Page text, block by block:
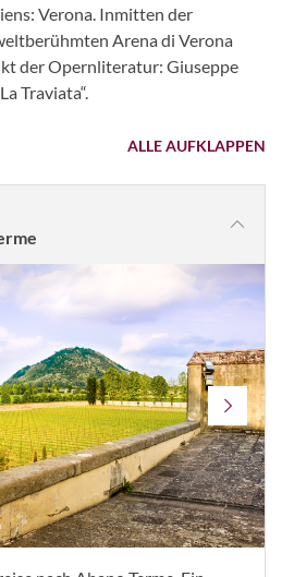
Verona. Inmitten der
Arena di Verona
der Opernliteratur: Giuseppe
Traviata“.
ALLE AUFKLAPPEN